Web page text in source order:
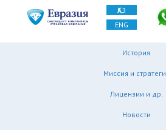
ҚАЗ
ENG
История
Миссия и
Лицензии и др.
Новости